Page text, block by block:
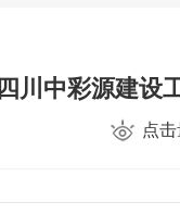
四川中彩源建设
点